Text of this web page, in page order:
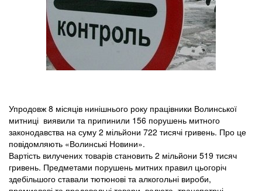
Упродовж 8 місяців нинішнього року працівники Волинської
митниці виявили та припинили 156 порушень митного
законодавства на суму 2 мільйони 722 тисячі гривень. Про це
повідомляють «Волинські Новини».
Вартість вилучених товарів становить 2 мільйони 519 тисяч
гривень. Предметами порушень митних правил цьогоріч
здебільшого ставали тютюнові та алкогольні вироби,